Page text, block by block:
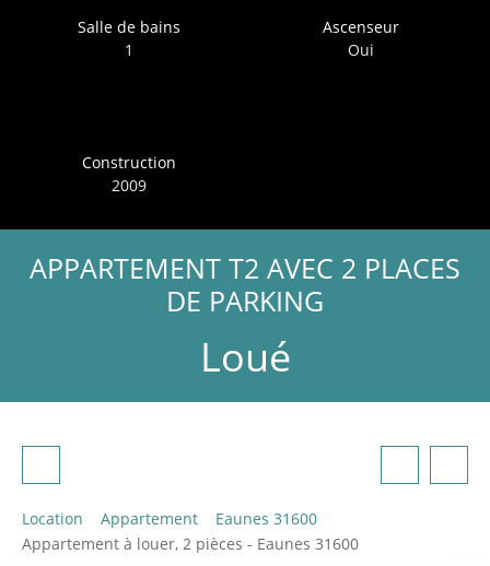
Salle de bains
1
Ascenseur
Oui
Construction
2009
APPARTEMENT T2 AVEC 2 PLACES
DE PARKING
Loué
Location Appartement
Eaunes 31600
Appartement à louer, 2 pièces - Eaunes 31600